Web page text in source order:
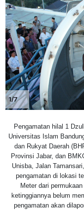
1/7
Pengamatan hilal 1
Universitas Islam
dan Rukyat Daerah
Provinsi Jabar, dan
Unisba, Jalan
pengamatan di lokasi
Meter dari
ketinggiannya belum
pengamatan akan